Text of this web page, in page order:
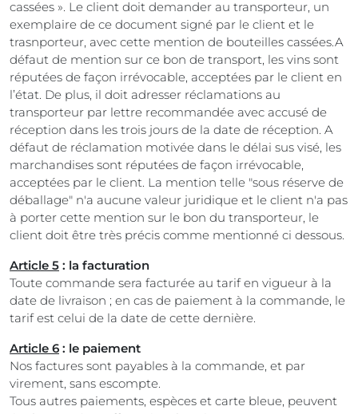
cassées ». Le client doit demander au transporteur, un
exemplaire de ce document signé par le client et le
trasnporteur, avec cette mention de bouteilles cassées.A
défaut de mention sur ce bon de transport, les vins sont
réputées de façon irrévocable, acceptées par le client en
l’état. De plus, il doit adresser réclamations au
transporteur par lettre recommandée avec accusé de
réception dans les trois jours de la date de réception. A
défaut de réclamation motivée dans le délai sus visé, les
marchandises sont réputées de façon irrévocable,
acceptées par le client. La mention telle "sous réserve de
déballage" n'a aucune valeur juridique et le client n'a pas
à porter cette mention sur le bon du transporteur, le
client doit être très précis comme mentionné ci dessous.
Article 5 : la facturation
Toute commande sera facturée au tarif en vigueur à la
date de livraison ; en cas de paiement à la commande, le
tarif est celui de la date de cette dernière.
Article 6 : le paiement
Nos factures sont payables à la commande, et par
virement, sans escompte.
Tous autres paiements, espèces et carte bleue, peuvent